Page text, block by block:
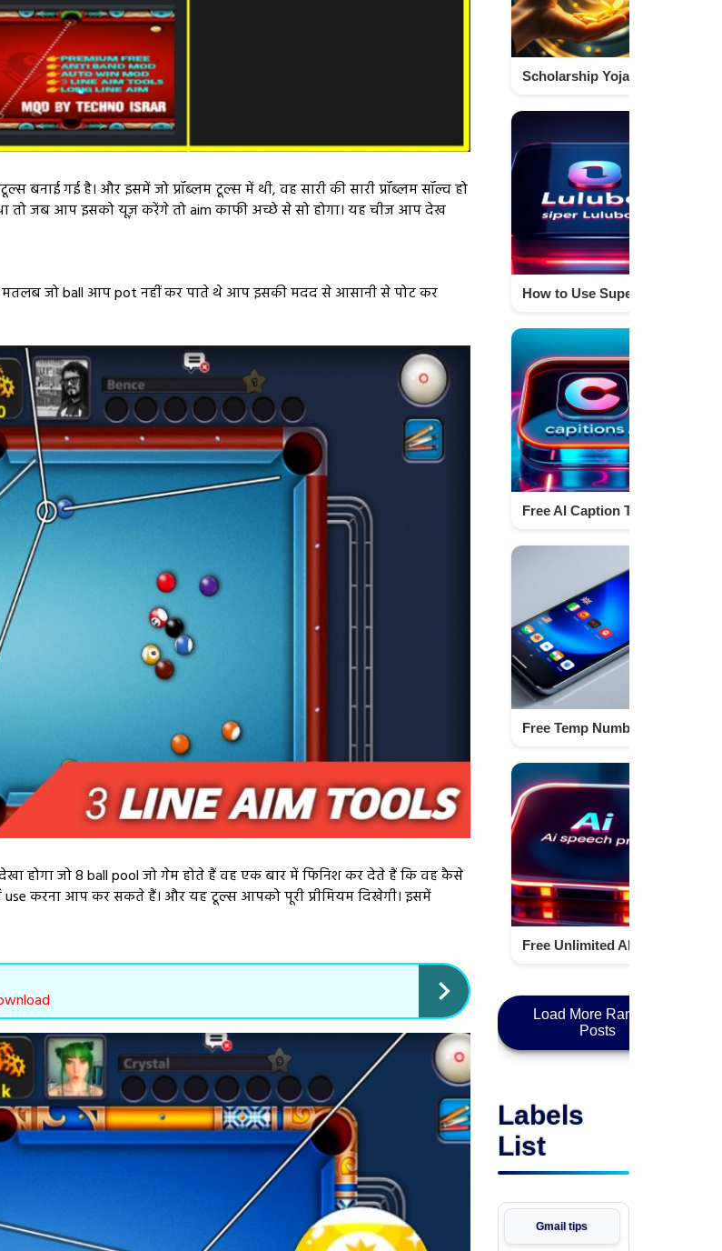
गई है। और इसमें जो प्रॉब्लम टूल्स में थी, वह सारी की सारी प्रॉब्लम सॉल्व हो
था तो जब आप इसको यूज़ करेंगे तो aim काफी अच्छे से सो होगा। यह चीज आप देख
मतलब जो ball आप pot नहीं कर पाते थे आप इसकी मदद से आसानी से पोट कर
होगा जो 8 ball pool जो गेम होते हैं वह एक बार में फिनिश कर देते हैं कि वह कैसे
करना आप कर सकते हैं। और यह टूल्स आपको पूरी प्रीमियम दिखेगी। इसमें
Load More Random
Posts
Labels
List
Gmail tips